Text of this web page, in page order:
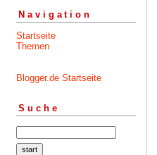
Navigation
Startseite
Themen
Blogger.de Startseite
Suche